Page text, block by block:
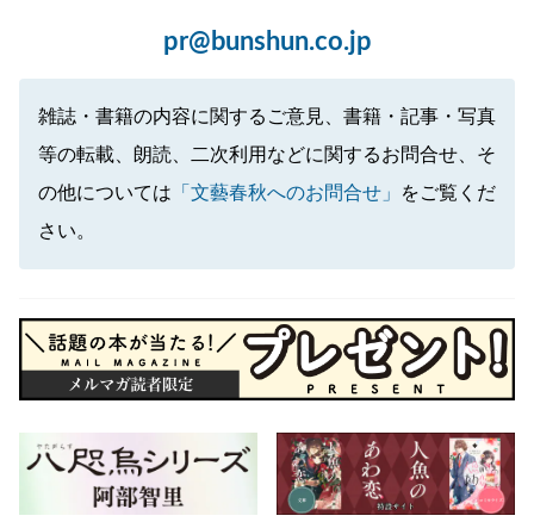
pr@bunshun.co.jp
雑誌・書籍の内容に関するご意見、書籍・記事・写真
等の転載、朗読、二次利用などに関するお問合せ、そ
の他については 「文藝春秋へのお問合せ」
をご覧くだ
さい。